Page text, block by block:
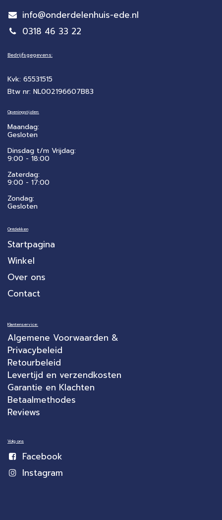
info@onderdelenhuis-ede.nl
0318 46 33 22
Bedrijfsgegevens:
Kvk: 65531515
Btw nr: NL002196607B83
Openingstijden:
Maandag:
Gesloten
Dinsdag t/m Vrijdag:
9:00 - 18:00
Zaterdag:
​9:00 - 17:00
Zondag:
Gesloten
Ontdekken
Startpagina
Winkel
Over ons
Contact
Klantenservice:
Algemene Voorwaarden &
Privacybeleid
Retourbeleid
Levertijd en verzendkosten
Garantie en Klachten
Betaalmethodes
Reviews
Volg ons
Facebook
Instagram